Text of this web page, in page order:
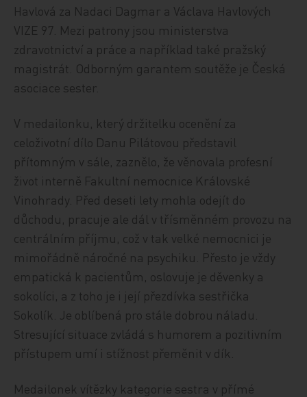
Havlová za Nadaci Dagmar a Václava Havlových
VIZE 97. Mezi patrony jsou ministerstva
zdravotnictví a práce a například také pražský
magistrát. Odborným garantem soutěže je Česká
asociace sester.
V medailonku, který držitelku ocenění za
celoživotní dílo Danu Pilátovou představil
přítomným v sále, zaznělo, že věnovala profesní
život interně Fakultní nemocnice Královské
Vinohrady. Před deseti lety mohla odejít do
důchodu, pracuje ale dál v třísměnném provozu na
centrálním příjmu, což v tak velké nemocnici je
mimořádně náročné na psychiku. Přesto je vždy
empatická k pacientům, oslovuje je děvenky a
sokolíci, a z toho je i její přezdívka sestřička
Sokolík. Je oblíbená pro stále dobrou náladu.
Stresující situace zvládá s humorem a pozitivním
přístupem umí i stížnost přeměnit v dík.
Medailonek vítězky kategorie sestra v přímé